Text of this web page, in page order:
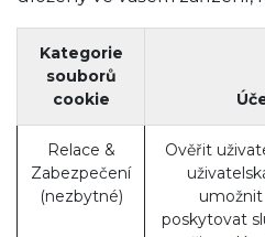
Kategorie
souborů
cookie
Relace &
Zabezpečení
(nezbytné)
Ověřit
poskytovat